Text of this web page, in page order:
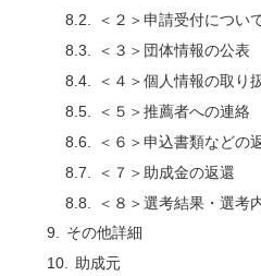
＜２＞申請受付につい
＜３＞団体情報の公表
＜４＞個人情報の取り
＜５＞推薦者への連絡
＜６＞申込書類などの
＜７＞助成金の返還
＜８＞選考結果・選考
その他詳細
助成元